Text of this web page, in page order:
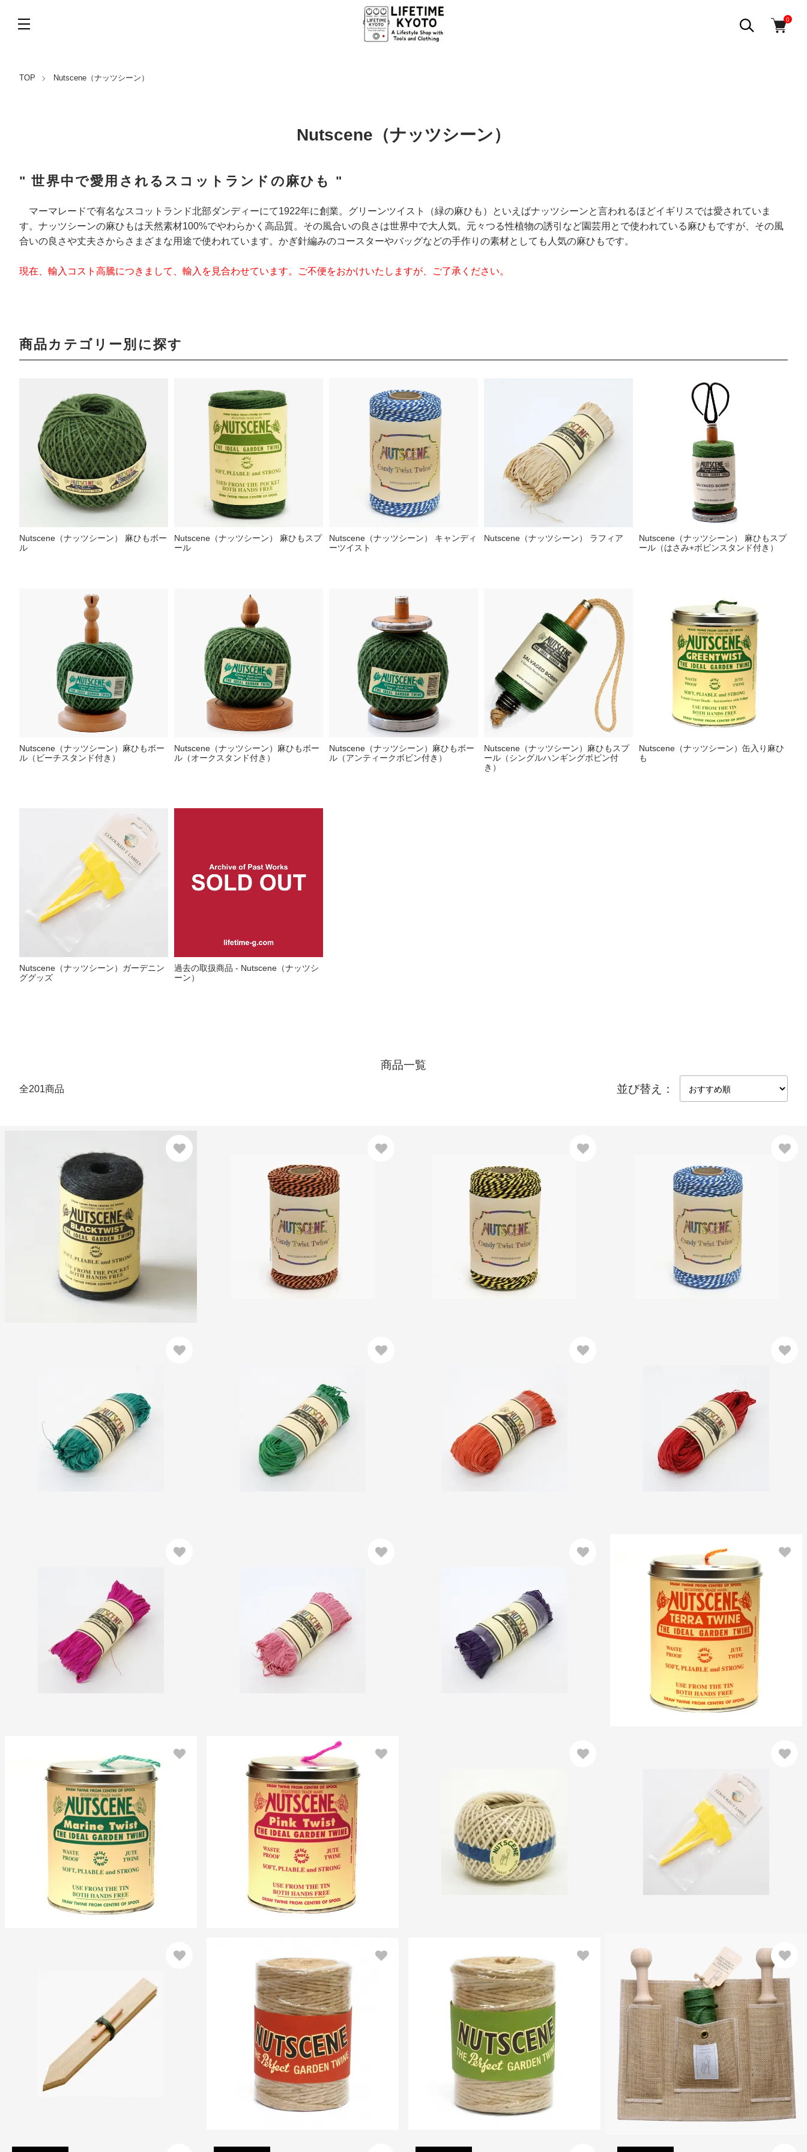
0
TOP Nutscene（ナッツシーン）
Nutscene（ナッツシーン）
" 世界中で愛用されるスコットランドの麻ひも "
マーマレードで有名なスコットランド北部ダンディーにて1922年に創業。グリーンツイスト（緑の麻ひも）といえばナッツシーンと言われるほどイギリスでは愛されていま
す。ナッツシーンの麻ひもは天然素材100%でやわらかく高品質。その風合いの良さは世界中で大人気。元々つる性植物の誘引など園芸用とで使われている麻ひもですが、その風
合いの良さや丈夫さからさまざまな用途で使われています。かぎ針編みのコースターやバッグなどの手作りの素材としても人気の麻ひもです。
現在、輸入コスト高騰につきまして、輸入を見合わせています。ご不便をおかけいたしますが、ご了承ください。
商品カテゴリー別に探す
Nutscene（ナッツシーン） 麻ひもボー
ル
Nutscene（ナッツシーン） 麻ひもスプ
ール
Nutscene（ナッツシーン） キャンディ
ーツイスト
Nutscene（ナッツシーン） ラフィア
Nutscene（ナッツシーン） 麻ひもスプ
ール（はさみ+ボビンスタンド付き）
Nutscene（ナッツシーン）麻ひもボー
ル（ビーチスタンド付き）
Nutscene（ナッツシーン）麻ひもボー
ル（オークスタンド付き）
Nutscene（ナッツシーン）麻ひもボー
ル（アンティークボビン付き）
Nutscene（ナッツシーン）麻ひもスプ
ール（シングルハンギングボビン付
き）
Nutscene（ナッツシーン）缶入り麻ひ
も
Nutscene（ナッツシーン）ガーデニン
ググッズ
過去の取扱商品 - Nutscene（ナッツシ
ーン）
商品一覧
全201商品 並び替え：